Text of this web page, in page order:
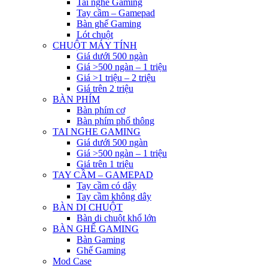
Tai nghe Gaming
Tay cầm – Gamepad
Bàn ghế Gaming
Lót chuột
CHUỘT MÁY TÍNH
Giá dưới 500 ngàn
Giá >500 ngàn – 1 triệu
Giá >1 triệu – 2 triệu
Giá trên 2 triệu
BÀN PHÍM
Bàn phím cơ
Bàn phím phổ thông
TAI NGHE GAMING
Giá dưới 500 ngàn
Giá >500 ngàn – 1 triệu
Giá trên 1 triệu
TAY CẦM – GAMEPAD
Tay cầm có dây
Tay cầm không dây
BÀN DI CHUỘT
Bàn di chuột khổ lớn
BÀN GHẾ GAMING
Bàn Gaming
Ghế Gaming
Mod Case